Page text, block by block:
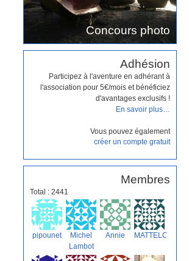
Concours photo
Adhésion
Participez à l'aventure en adhérant à
l'association pour 5€/mois et bénéficiez
d'avantages exclusifs !
En savoir plus…
Vous pouvez également
créer un compte gratuit
Membres
Total : 2441
pipounet
Michel
Lambot
Annie MATTELO